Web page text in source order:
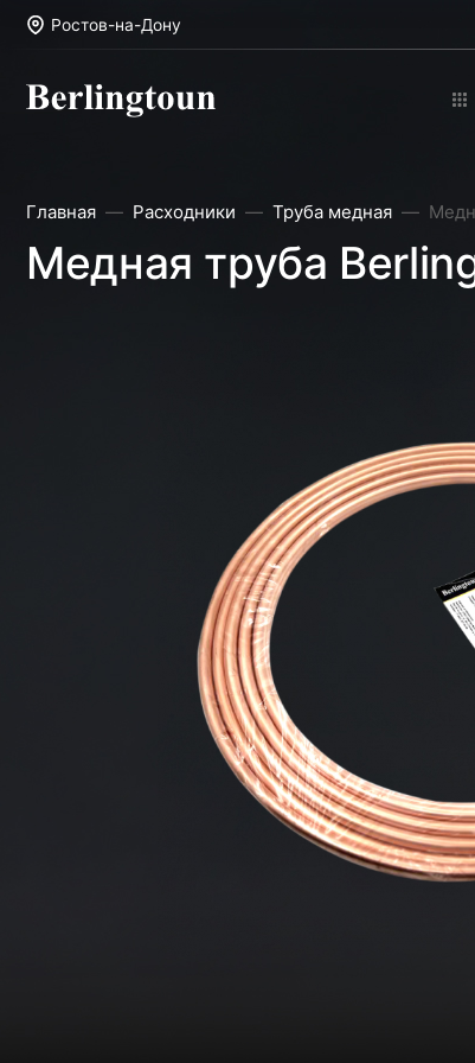
Ростов-на-Дону
Главная Расходники Труба медная
Медная труба